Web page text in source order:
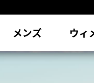
メンズ ウィ